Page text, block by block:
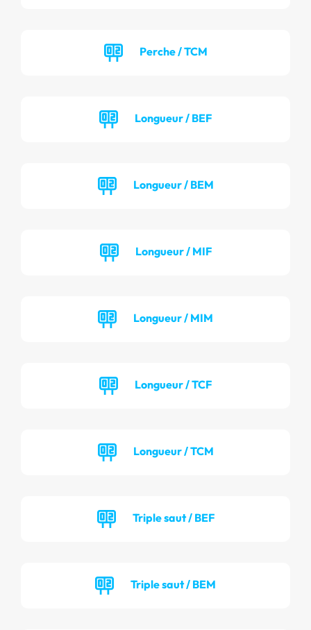
Perche / TCM
Longueur / BEF
Longueur / BEM
Longueur / MIF
Longueur / MIM
Longueur / TCF
Longueur / TCM
Triple saut / BEF
Triple saut / BEM